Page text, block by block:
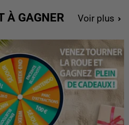
À GAGNER Voir plus